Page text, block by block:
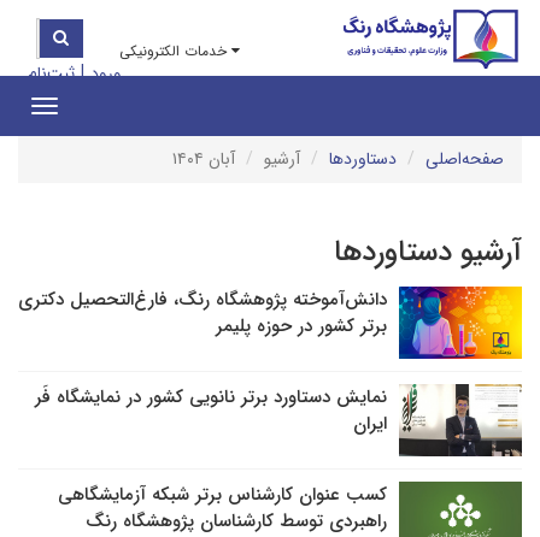
خدمات الکترونیکی
ورود|ثبت‌نام
صفحه‌اصلی
دستاوردها آرشیو آبان ۱۴۰۴
آرشیو دستاوردها
دانش‌آموخته پژوهشگاه رنگ، فارغ‌التحصیل دکتری
برتر کشور در حوزه پلیمر
نمایش دستاورد برتر نانویی کشور در نمایشگاه فَر
ایران
کسب عنوان کارشناس برتر شبکه آزمایشگاهی
راهبردی توسط کارشناسان پژوهشگاه رنگ